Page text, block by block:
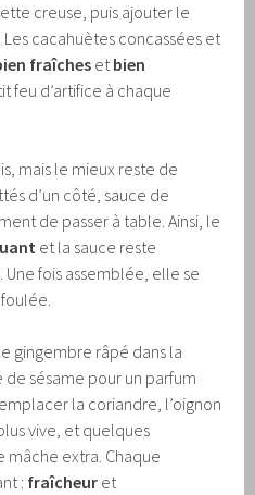
creuse, puis ajouter le
cacahuètes concassées et
fraîchesetbien
feu d’artifice à chaque
mais le mieux reste de
d’un côté, sauce de
de passer à table. Ainsi, le
et la sauce reste
Une fois assemblée, elle se
gingembre râpé dans la
de sésame pour un parfum
la coriandre, l’oignon
vive, et quelques
mâche extra. Chaque
: fraîcheur et